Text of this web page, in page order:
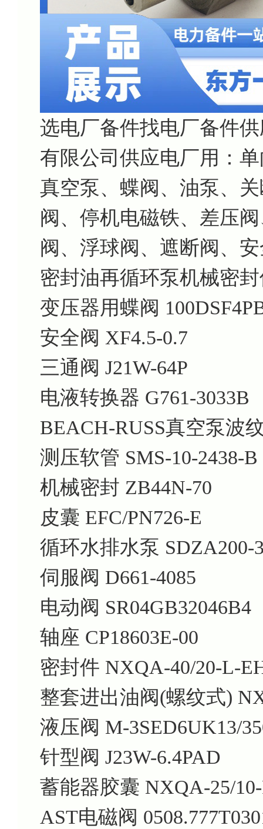
选电厂备件找电厂备件
有限公司供应电厂用：
真空泵、蝶阀、油泵、
阀、停机电磁铁、差压
阀、浮球阀、遮断阀、
密封油再循环泵机械密
变压器用蝶阀
安全阀 XF4.5-0.7
三通阀 J21W-64P
电液转换器 G761-3033B
BEACH-RUSS真空泵波
测压软管 SMS-10-2438-B
机械密封 ZB44N-70
皮囊 EFC/PN726-E
循环水排水泵 SDZA200-
伺服阀 D661-4085
电动阀 SR04GB32046B4
轴座 CP18603E-00
密封件 NXQA-40/20-L-
整套进出油阀(螺纹式)
液压阀 M-3SED6UK13/
针型阀 J23W-6.4PAD
蓄能器胶囊 NXQA-25/
AST电磁阀